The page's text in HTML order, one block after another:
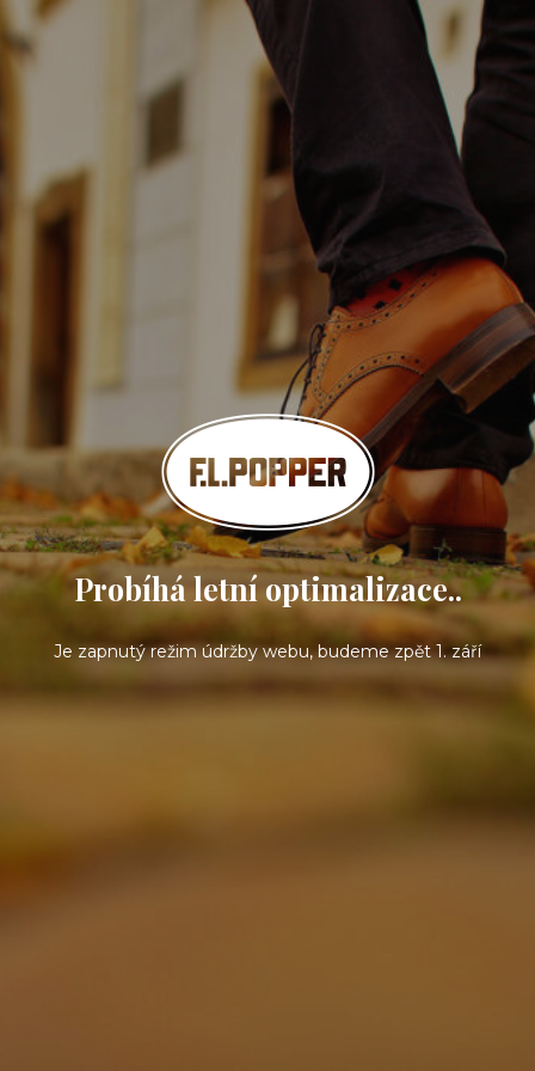
Probíhá letní optimalizace..
Je zapnutý režim údržby webu, budeme zpět 1. září